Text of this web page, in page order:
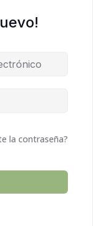
la contraseña?